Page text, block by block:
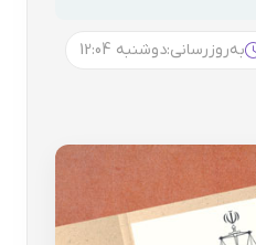
به‌روزرسانی:دوشنبه 12:04